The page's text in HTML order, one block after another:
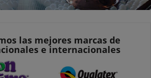
las mejores marcas de
e internacionales